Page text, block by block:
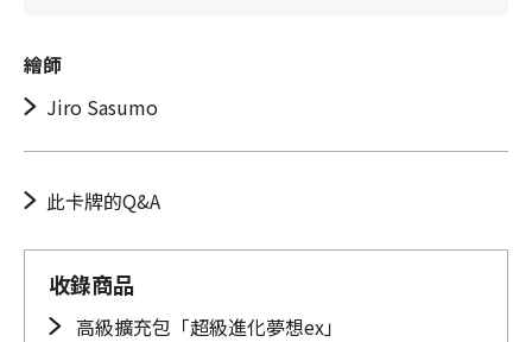
繪師
Jiro Sasumo
此卡牌的Q&A
收錄商品
高級擴充包「超級進化夢想ex」